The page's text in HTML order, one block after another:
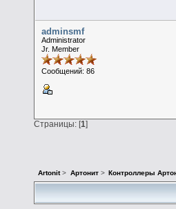
adminsmf
Administrator
Jr. Member
Сообщений: 86
Страницы: [1]
Artonit> Артонит> Контроллеры